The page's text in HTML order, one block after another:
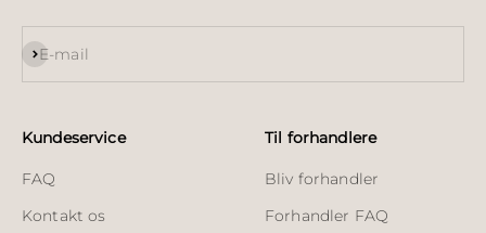
E-mail
Abonnér
Kundeservice
FAQ
Kontakt os
Til forhandlere
Bliv forhandler
Forhandler FAQ